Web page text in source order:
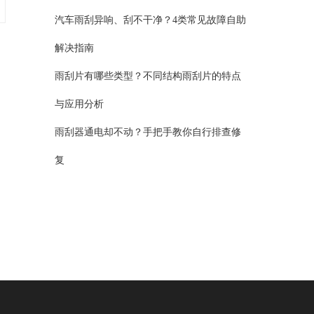
汽车雨刮异响、刮不干净？4类常见故障自助
解决指南
雨刮片有哪些类型？不同结构雨刮片的特点
与应用分析
雨刮器通电却不动？手把手教你自行排查修
复